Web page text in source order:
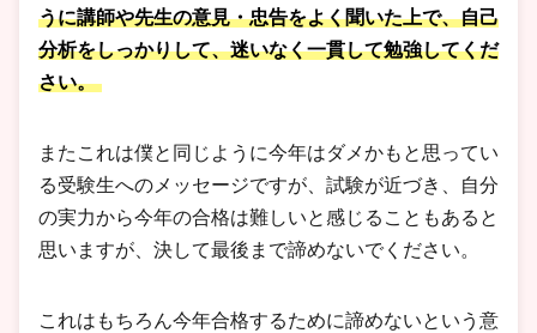
うに講師や先生の意見・忠告をよく聞いた上で、自己
分析をしっかりして、迷いなく一貫して勉強してくだ
さい。
またこれは僕と同じように今年はダメかもと思ってい
る受験生へのメッセージですが、試験が近づき、自分
の実力から今年の合格は難しいと感じることもあると
思いますが、決して最後まで諦めないでください。
これはもちろん今年合格するために諦めないという意